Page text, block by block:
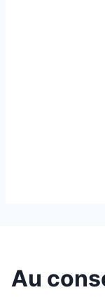
UNCATEGORIZED
Au